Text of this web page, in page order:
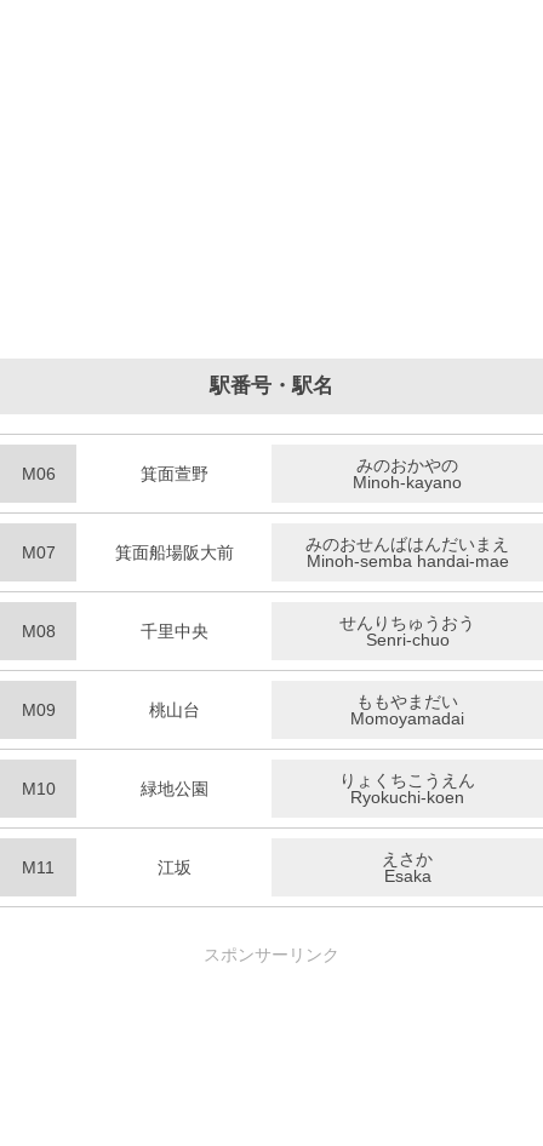
駅番号・駅名
M06 箕面萱野
みのおかやの
Minoh-kayano
M07 箕面船場阪大前
みのおせんばはんだいまえ
Minoh-semba handai-mae
M08 千里中央
せんりちゅうおう
Senri-chuo
M09 桃山台
ももやまだい
Momoyamadai
M10 緑地公園
りょくちこうえん
Ryokuchi-koen
M11 江坂
えさか
Esaka
スポンサーリンク